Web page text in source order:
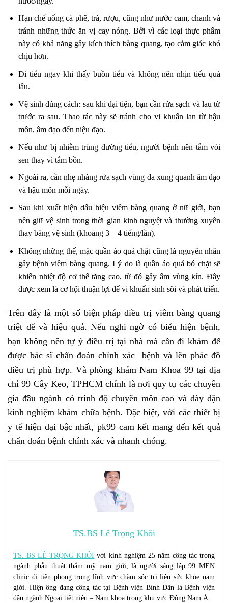
Hạn chế uống cà phê, trà, rượu, cũng như nước cam, chanh và
tránh những thức ăn vị cay nóng. Bởi vì các loại thực phẩm
này có khả năng gây kích thích bàng quang, tạo cảm giác khó
chịu hơn.
Đi tiểu ngay khi thấy buồn tiểu và không nên nhịn tiểu quá
lâu.
Vệ sinh đúng cách: sau khi đại tiện, bạn cần rửa sạch và lau từ
trước ra sau. Thao tác này sẽ tránh cho vi khuẩn lan từ hậu
môn, âm đạo đến niệu đạo.
Nếu như bị nhiễm trùng đường tiểu, người bệnh nên tắm vòi
sen thay vì tắm bồn.
Ngoài ra, cần nhẹ nhàng rửa sạch vùng da xung quanh âm đạo
và hậu môn mỗi ngày.
Sau khi xuất hiện dấu hiệu viêm bàng quang ở nữ giới, bạn
nên giữ vệ sinh trong thời gian kinh nguyệt và thường xuyên
thay băng vệ sinh (khoảng 3 – 4 tiếng/lần).
Không những thế, mặc quần áo quá chật cũng là nguyên nhân
gây bệnh viêm bàng quang. Lý do là quần áo quá bó chặt sẽ
khiến nhiệt độ cơ thể tăng cao, từ đó gây ẩm vùng kín. Đây
được xem là cơ hội thuận lợi để vi khuẩn sinh sôi và phát triển.
Trên đây là một số biện pháp điều trị viêm bàng quang
triệt để và hiệu quả. Nếu nghi ngờ có biểu hiện bệnh,
bạn không nên tự ý điều trị tại nhà mà cần đi khám để
được bác sĩ chẩn đoán chính xác bệnh và lên phác đồ
điều trị phù hợp. Và phòng khám Nam Khoa 99 tại địa
chỉ 99 Cây Keo, TPHCM chính là nơi quy tụ các chuyên
gia đầu ngành có trình độ chuyên môn cao và dày dặn
kinh nghiệm khám chữa bệnh. Đặc biệt, với các thiết bị
y tế hiện đại bậc nhất, pk99 cam kết mang đến kết quả
chẩn đoán bệnh chính xác và nhanh chóng.
TS.BS Lê Trọng Khôi
TS. BS LÊ TRỌNG KHÔI với kinh nghiệm 25 năm công tác trong
ngành phẫu thuật thẩm mỹ nam giới, là người sáng lập 99 MEN
clinic đi tiên phong trong lĩnh vực chăm sóc trị liệu sức khỏe nam
giới. Hiện ông đang công tác tại Bệnh viện Bình Dân là Bệnh viện
đầu ngành Ngoại tiết niệu – Nam khoa trong khu vực Đông Nam Á.